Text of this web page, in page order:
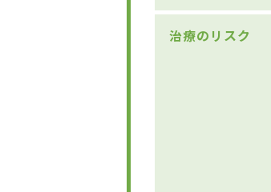
治療のリスク